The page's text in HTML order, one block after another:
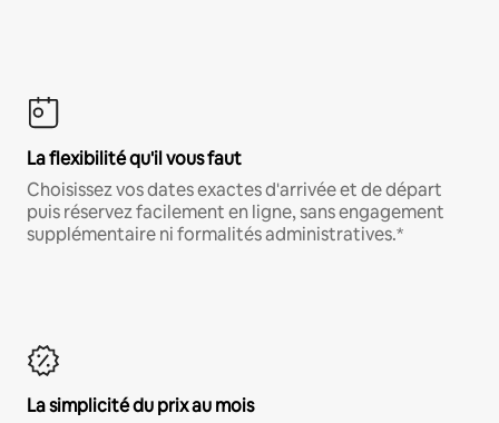
La flexibilité qu'il vous faut
Choisissez vos dates exactes d'arrivée et de départ
puis réservez facilement en ligne, sans engagement
supplémentaire ni formalités administratives.*
La simplicité du prix au mois